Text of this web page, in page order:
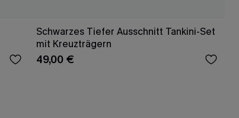
Schwarzes Tiefer Ausschnitt Tankini-Set
mit Kreuzträgern
49,00 €